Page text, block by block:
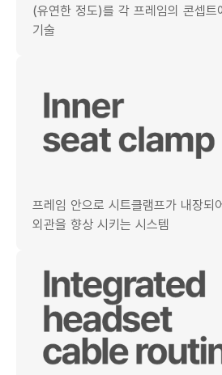
(유연한 정도)를 각 프레임의 콘셉트
기술
프레임 안으로 시트클램프가 내장되
외관을 향상 시키는 시스템